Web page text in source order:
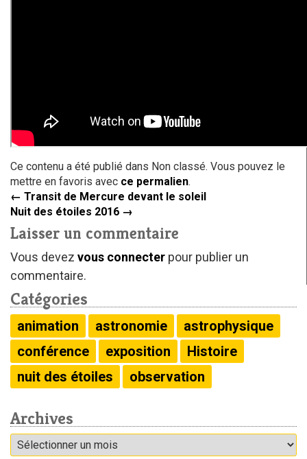
Ce contenu a été publié dans Non classé. Vous pouvez le
mettre en favoris avec ce permalien.
← Transit de Mercure devant le soleil
Nuit des étoiles 2016 →
Laisser un commentaire
Vous devez vous connecter pour publier un
commentaire.
Catégories
animation astronomie
astrophysique
conférence
exposition
Histoire
nuit des étoiles
observation
Archives
Archives